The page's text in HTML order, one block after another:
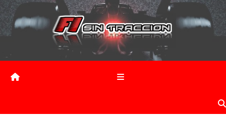
Saltar
contenido